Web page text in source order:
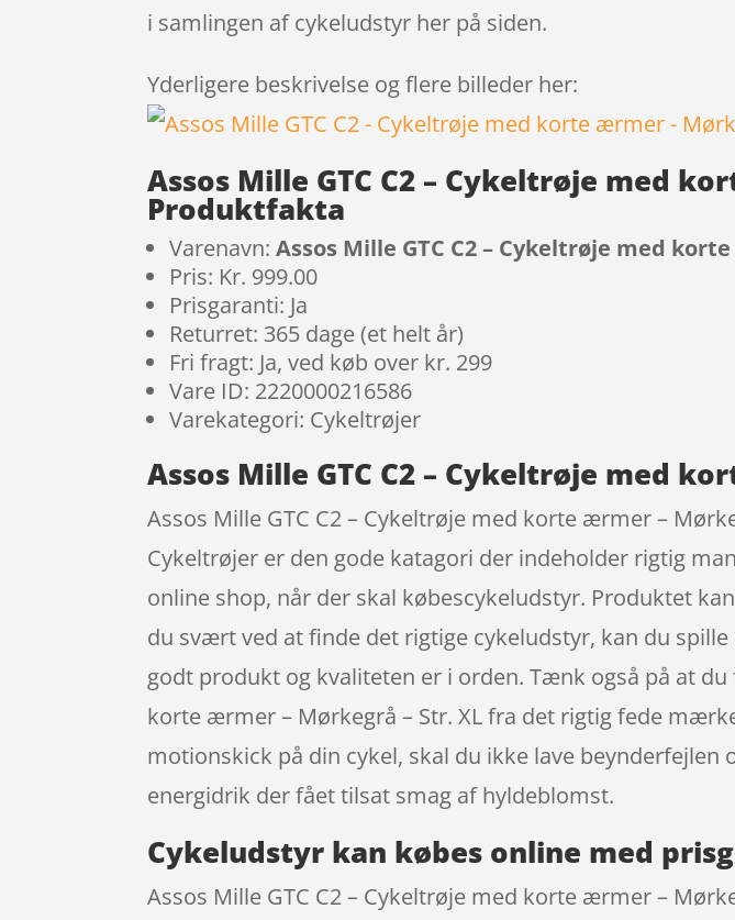
i samlingen af cykeludstyr her på siden.
Yderligere beskrivelse og flere billeder her:
Assos Mille GTC C2 – Cykeltrøje med
Produktfakta
Varenavn:Assos Mille GTC C2 – Cykeltrøje med
Pris: Kr. 999.00
Prisgaranti: Ja
Returret: 365 dage (et helt år)
Fri fragt: Ja, ved køb over kr. 299
Vare ID: 2220000216586
Varekategori: Cykeltrøjer
Assos Mille GTC C2 – Cykeltrøje med
Assos Mille GTC C2 – Cykeltrøje med korte ærmer –
Cykeltrøjer er den gode katagori der indeholder rigtig
online shop, når der skal købescykeludstyr. Produktet
du svært ved at finde det rigtige cykeludstyr, kan du
godt produkt og kvaliteten er i orden. Tænk også på at
korte ærmer – Mørkegrå – Str. XL fra det rigtig fede
motionskick på din cykel, skal du ikke lave
energidrik der fået tilsat smag af hyldeblomst.
Cykeludstyr kan købes online med
Assos Mille GTC C2 – Cykeltrøje med korte ærmer –